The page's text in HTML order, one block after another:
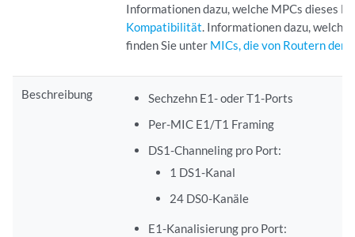
Informationen dazu, welche MPCs dieses
Kompatibilität. Informationen dazu,
finden Sie unter MICs, die von Routern der
Beschreibung
Sechzehn E1- oder T1-Ports
Per-MIC E1/T1 Framing
DS1-Channeling pro Port:
1 DS1-Kanal
24 DS0-Kanäle
E1-Kanalisierung pro Port: